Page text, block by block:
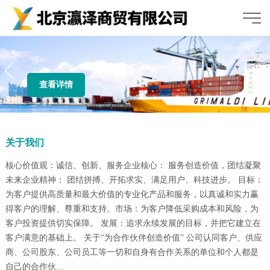
查看详情
关于我们
核心价值观：诚信、创新、服务企业核心： 服务创造价值，团结凝聚
未来企业精神： 团结拼搏、开拓求实、满足用户、科技进步。 目标：
为客户提供高质量和最大价值的专业化产品和服务，以真诚和实力赢
得客户的理解、尊重和支持。市场：为客户降低采购成本和风险，为
客户投资提供切实保障。 发展：追求永续发展的目标，并把它建立在
客户满意的基础上。 关于“为合作伙伴创造价值” 公司认同客户、供应
商、公司股东、公司员工等一切和自身有合作关系的单位和个人都是
自己的合作伙...